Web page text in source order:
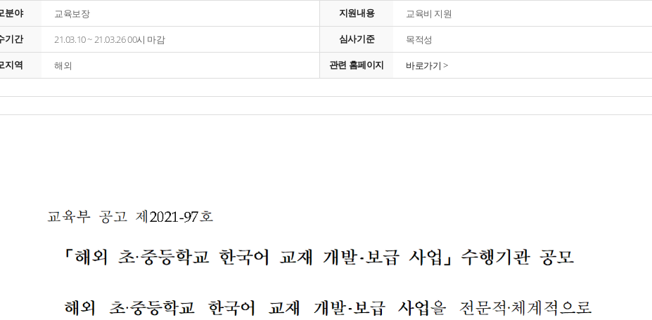
분야
교육보장 지원내용
교육비 지원
기간
21.03.10 ~ 21.03.26 00시 마감 심사기준
목적성
지역
해외 관련 홈페이지 바로가기 >